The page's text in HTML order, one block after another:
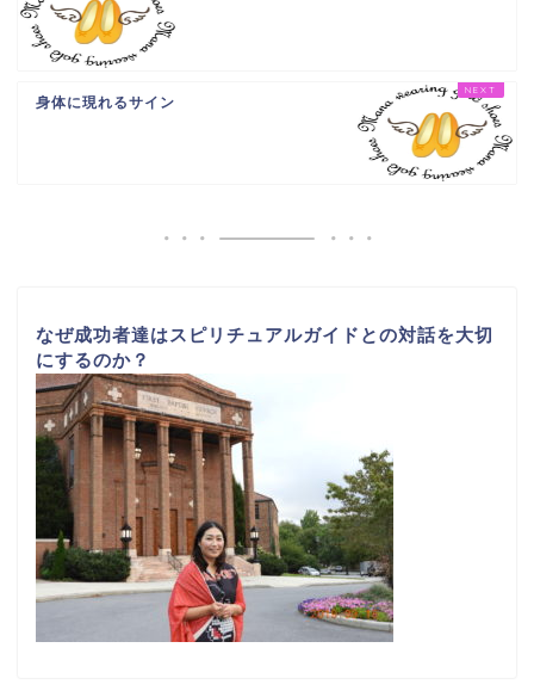
身体に現れるサイン
なぜ成功者達はスピリチュアルガイドとの対話を大切
にするのか？